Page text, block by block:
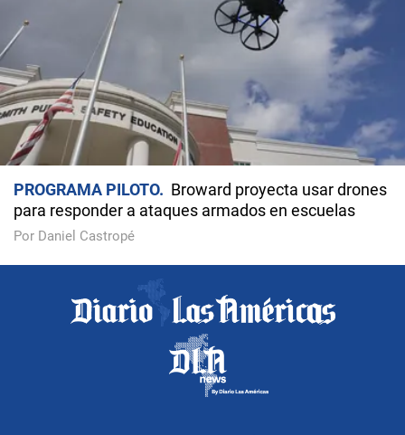
PROGRAMA PILOTO
Broward proyecta usar drones
para responder a ataques armados en escuelas
Por Daniel Castropé